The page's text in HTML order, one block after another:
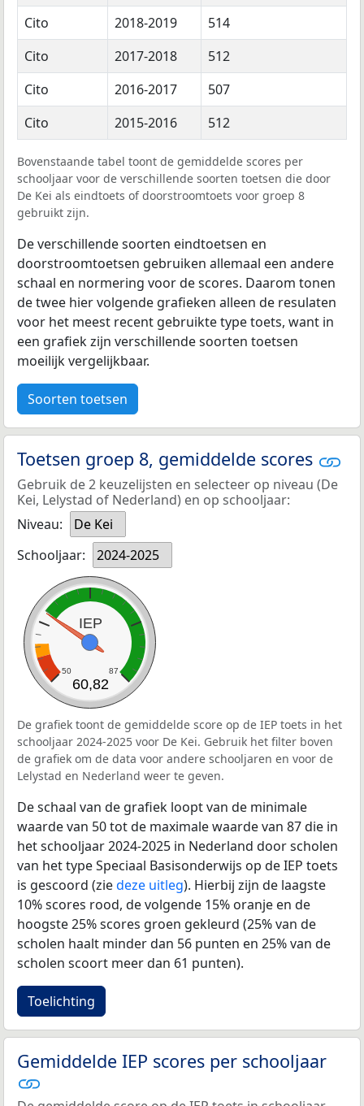
Cito
2018-2019
514
Cito
2017-2018
512
Cito
2016-2017
507
Cito
2015-2016 512
Bovenstaande tabel toont de gemiddelde scores per
schooljaar voor de verschillende soorten toetsen die door
De Kei als eindtoets of doorstroomtoets voor groep 8
gebruikt zijn.
De verschillende soorten eindtoetsen en
doorstroomtoetsen gebruiken allemaal een andere
schaal en normering voor de scores. Daarom tonen
de twee hier volgende grafieken alleen de resulaten
voor het meest recent gebruikte type toets, want in
een grafiek zijn verschillende soorten toetsen
moeilijk vergelijkbaar.
Soorten toetsen
Toetsen groep 8, gemiddelde scores
Gebruik de 2 keuzelijsten en selecteer op niveau (De
Kei, Lelystad of Nederland) en op schooljaar:
Niveau:
De Kei
Schooljaar:
2024-2025
IEP
50 87
60,82
De grafiek toont de gemiddelde score op de IEP toets in het
schooljaar 2024-2025 voor De Kei. Gebruik het filter boven
de grafiek om de data voor andere schooljaren en voor de
Lelystad en Nederland weer te geven.
De schaal van de grafiek loopt van de minimale
waarde van 50 tot de maximale waarde van 87 die in
het schooljaar 2024-2025 in Nederland door scholen
van het type Speciaal Basisonderwijs op de IEP toets
is gescoord (ziedeze uitleg). Hierbij zijn de laagste
10% scores rood, de volgende 15% oranje en de
hoogste 25% scores groen gekleurd (25% van de
scholen haalt minder dan 56 punten en 25% van de
scholen scoort meer dan 61 punten).
Toelichting
Gemiddelde IEP scores per schooljaar